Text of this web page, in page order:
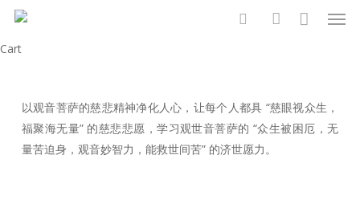
Skip
main
CartClose
以观音菩萨的慈悲精神净化人心，让每个人都具 “慈眼视众生，
福聚海无量” 的慈悲悲愿，学习观世音菩萨的 “众生被困厄，无
量苦迫身，观音妙智力，能救世间苦” 的济世愿力。